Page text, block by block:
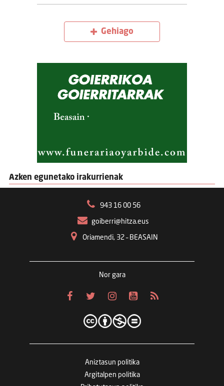
Gehiago
Azken egunetako irakurrienak
943 16 00 56
goiberri@hitza.eus
Oriamendi, 32 – BEASAIN
Nor gara
Aniztasun politika
Argitalpen politika